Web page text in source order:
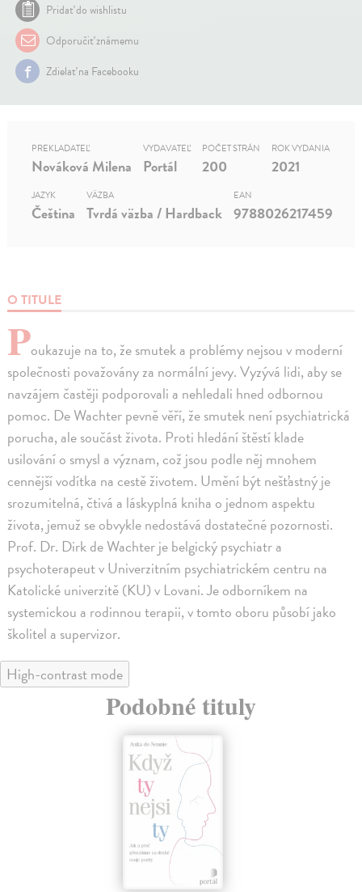
Pridať do wishlistu
Odporučiť známemu
Zdielať na Facebooku
O TITULE
Poukazuje na to, že smutek a problémy nejsou v moderní
společnosti považovány za normální jevy. Vyzývá lidi, aby se
navzájem častěji podporovali a nehledali hned odbornou
pomoc. De Wachter pevně věří, že smutek není psychiatrická
porucha, ale součást života. Proti hledání štěstí klade
usilování o smysl a význam, což jsou podle něj mnohem
cennější vodítka na cestě životem. Umění být nešťastný je
srozumitelná, čtivá a láskyplná kniha o jednom aspektu
života, jemuž se obvykle nedostává dostatečné pozornosti.
Prof. Dr. Dirk de Wachter je belgický psychiatr a
psychoterapeut v Univerzitním psychiatrickém centru na
Katolické univerzitě (KU) v Lovani. Je odborníkem na
systemickou a rodinnou terapii, v tomto oboru působí jako
školitel a supervizor.
PREKLADATEĽ
Nováková Milena
VYDAVATEĽ
Portál
POČET STRÁN
200
ROK VYDANIA
2021
JAZYK
Čeština
VÄZBA
Tvrdá väzba / Hardback
EAN
9788026217459
High-contrast mode
Podobné tituly